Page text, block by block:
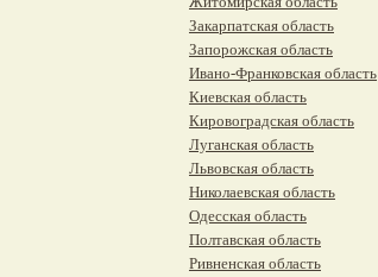
Закарпатская область
Запорожская область
Ивано-Франковская область
Киевская область
Кировоградская область
Луганская область
Львовская область
Николаевская область
Одесская область
Полтавская область
Ривненская область